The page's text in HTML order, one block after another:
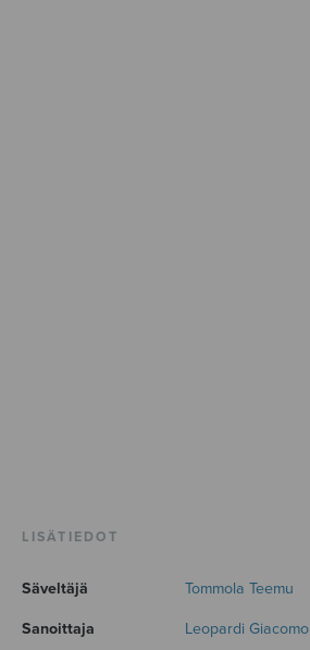
LISÄTIEDOT
Säveltäjä Tommola Teemu
Sanoittaja Leopardi Giacomo